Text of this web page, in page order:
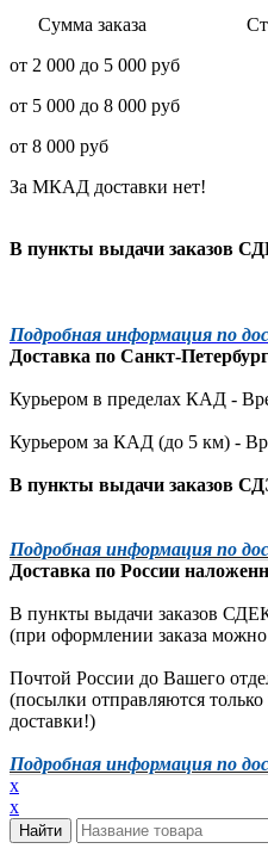
Сумма заказа
от 2 000 до 5 000
от 5 000 до 8 000
от 8 000
За МКАД доставки нет!
В пункты выдачи заказов
Подробная информация по
Доставка по Санкт-
Курьером в пределах КАД -
Курьером за КАД (до 5 км) -
В пункты выдачи заказов
Подробная информация по
Доставка по России
В пункты выдачи заказов
(при оформлении заказа
Почтой России до Вашего
(посылки отправляются
доставки!)
Подробная информация по
x
x